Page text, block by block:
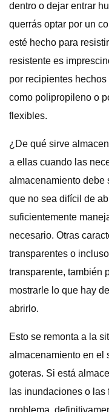
dentro o dejar entrar
querrás optar por un
esté hecho para
resistente es
por recipientes
como polipropileno o
flexibles.
¿De qué sirve
a ellas cuando las
almacenamiento debe
que no sea difícil de
suficientemente
necesario. Otras
transparentes o
transparente, también
mostrarle lo que hay
abrirlo.
Esto se remonta a la
almacenamiento en el
goteras. Si está
las inundaciones o
problema,